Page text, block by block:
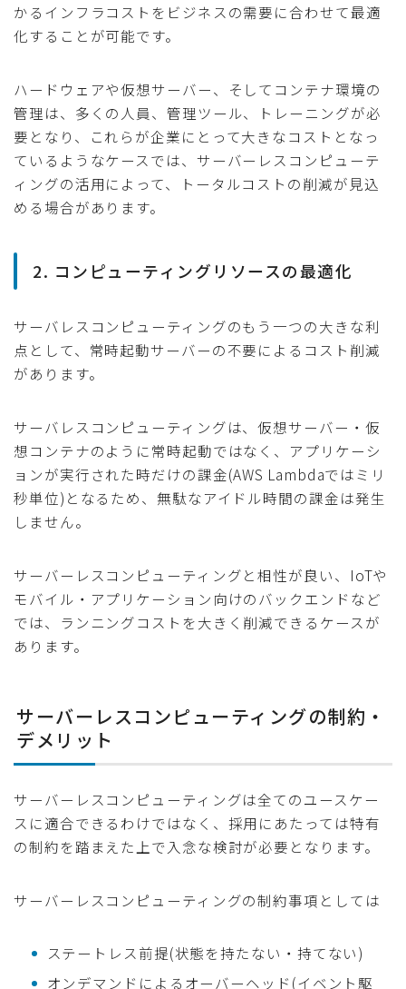
かるインフラコストをビジネスの需要に合わせて最適
化することが可能です。
ハードウェアや仮想サーバー、そしてコンテナ環境の
管理は、多くの人員、管理ツール、トレーニングが必
要となり、これらが企業にとって大きなコストとなっ
ているようなケースでは、サーバーレスコンピューテ
ィングの活用によって、トータルコストの削減が見込
める場合があります。
2. コンピューティングリソースの最適化
サーバレスコンピューティングのもう一つの大きな利
点として、常時起動サーバーの不要によるコスト削減
があります。
サーバレスコンピューティングは、仮想サーバー・仮
想コンテナのように常時起動ではなく、アプリケーシ
ョンが実行された時だけの課金(AWS Lambdaではミリ
秒単位)となるため、無駄なアイドル時間の課金は発生
しません。
サーバーレスコンピューティングと相性が良い、IoTや
モバイル・アプリケーション向けのバックエンドなど
では、ランニングコストを大きく削減できるケースが
あります。
サーバーレスコンピューティングの制約・
デメリット
サーバーレスコンピューティングは全てのユースケー
スに適合できるわけではなく、採用にあたっては特有
の制約を踏まえた上で入念な検討が必要となります。
サーバーレスコンピューティングの制約事項としては
ステートレス前提(状態を持たない・持てない)
オンデマンドによるオーバーヘッド(イベント駆